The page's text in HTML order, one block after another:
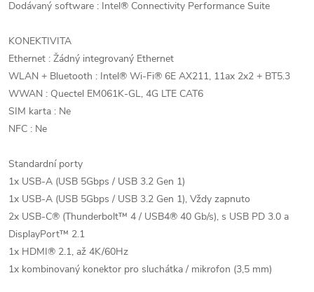
Dodávaný software : Intel® Connectivity Performance Suite
KONEKTIVITA
Ethernet : Žádný integrovaný Ethernet
WLAN + Bluetooth : Intel® Wi-Fi® 6E AX211, 11ax 2x2 + BT5.3
WWAN : Quectel EM061K-GL, 4G LTE CAT6
SIM karta : Ne
NFC : Ne
Standardní porty
1x USB-A (USB 5Gbps / USB 3.2 Gen 1)
1x USB-A (USB 5Gbps / USB 3.2 Gen 1), Vždy zapnuto
2x USB-C® (Thunderbolt™ 4 / USB4® 40 Gb/s), s USB PD 3.0 a
DisplayPort™ 2.1
1x HDMI® 2.1, až 4K/60Hz
1x kombinovaný konektor pro sluchátka / mikrofon (3,5 mm)